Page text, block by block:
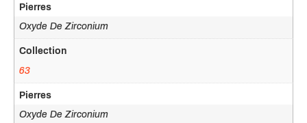
Pierres
Oxyde De Zirconium
Collection
63
Pierres
Oxyde De Zirconium